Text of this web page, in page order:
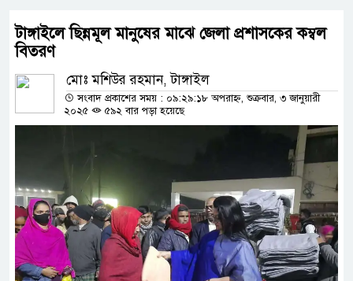
টাঙ্গাইলে ছিন্নমূল মানুষের মাঝে জেলা প্রশাসকের কম্বল
বিতরণ
মোঃ মশিউর রহমান, টাঙ্গাইল
সংবাদ প্রকাশের সময় : ০৯:২৯:১৮ অপরাহ্ন, শুক্রবার, ৩ জানুয়ারী
২০২৫
৫৯২ বার পড়া হয়েছে